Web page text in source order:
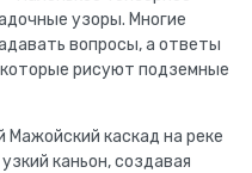
узоры. Многие
вопросы, а ответы
рисуют подземные
каскад на реке
каньон, создавая